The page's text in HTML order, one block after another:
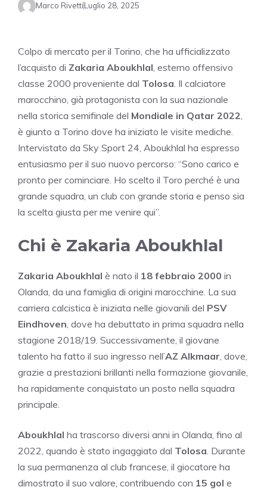
Marco RivettiLuglio 28, 2025
Colpo di mercato per il Torino, che ha ufficializzato
l’acquisto di Zakaria Aboukhlal , esterno offensivo
classe 2000 proveniente dal Tolosa . Il calciatore
marocchino, già protagonista con la sua nazionale
nella storica semifinale del Mondiale in Qatar 2022
è giunto a Torino dove ha iniziato le visite mediche.
Intervistato da Sky Sport 24, Aboukhlal ha espresso
entusiasmo per il suo nuovo percorso: “Sono carico e
pronto per cominciare. Ho scelto il Toro perché è una
grande squadra, un club con grande storia e penso sia
la scelta giusta per me venire qui”.
Chi è Zakaria Aboukhlal
Zakaria Aboukhlal è nato il 18 febbraio 2000 in
Olanda, da una famiglia di origini marocchine. La sua
carriera calcistica è iniziata nelle giovanili del PSV
Eindhoven , dove ha debuttato in prima squadra nella
stagione 2018/19. Successivamente, il giovane
talento ha fatto il suo ingresso nell’AZ Alkmaar , dove,
grazie a prestazioni brillanti nella formazione giovanile,
ha rapidamente conquistato un posto nella squadra
principale.
Aboukhlal ha trascorso diversi anni in Olanda, fino al
2022, quando è stato ingaggiato dal Tolosa . Durante
la sua permanenza al club francese, il giocatore ha
dimostrato il suo valore, contribuendo con 15 gol e